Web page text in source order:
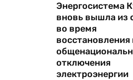
Энергосистема
вновь вышла из
во время
восстановления
отключения
электроэнергии